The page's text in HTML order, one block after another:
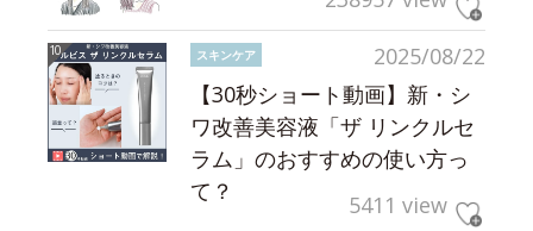
2025/08/22
スキンケア
【30秒ショート動画】新・シ
ワ改善美容液「ザ リンクルセ
ラム」のおすすめの使い方っ
て？
5411 view